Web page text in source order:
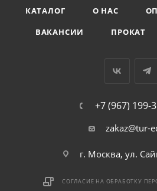
КАТАЛОГ О НАС
ВАКАНСИИ
ПРОКАТ
+7 (967) 199-
zakaz@tur-
г. Москва, ул.
СОГЛАСИЕ НА ОБРАБОТКУ